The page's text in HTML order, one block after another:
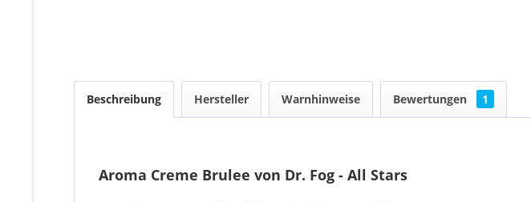
Beschreibung Hersteller Warnhinweise Bewertungen 1
Aroma Creme Brulee von Dr. Fog - All Stars